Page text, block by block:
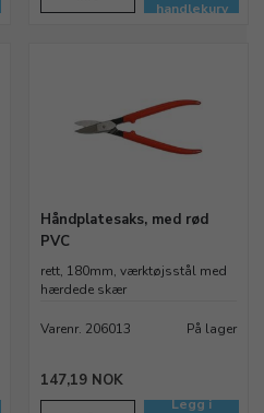
handlekurv
Håndplatesaks, med rød
PVC
rett, 180mm, værktøjsstål med
hærdede skær
Varenr. 206013 På lager
147,19 NOK
Legg i